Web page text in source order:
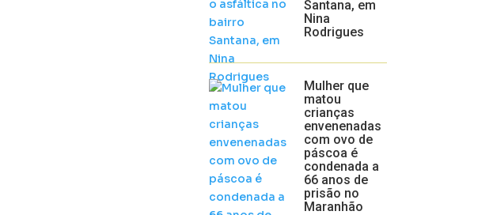
Santana, em
Nina
Rodrigues
Mulher que
matou
crianças
envenenadas
com ovo de
páscoa é
condenada a
66 anos de
prisão no
Maranhão